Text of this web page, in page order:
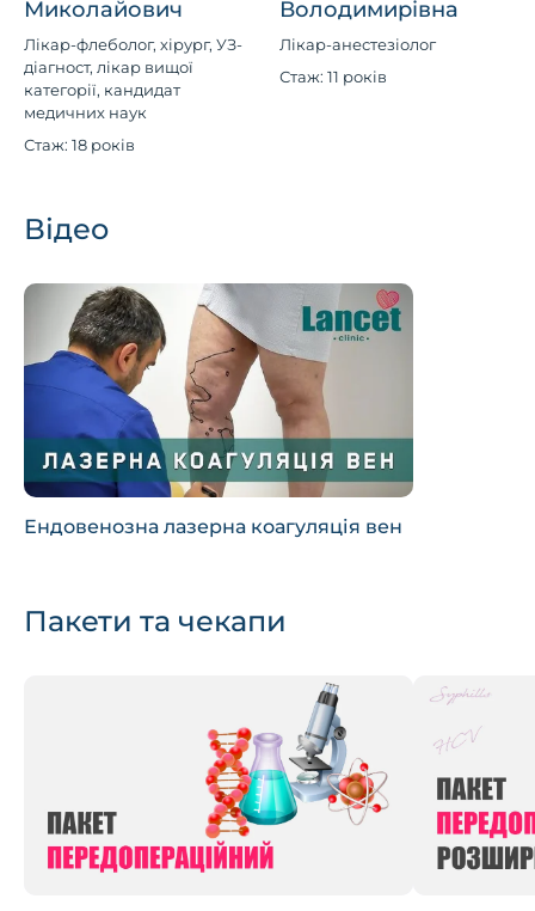
Миколайович
Лікар-флеболог, хірург, УЗ-
діагност, лікар вищої
категорії, кандидат
медичних наук
Стаж: 18 років
Володимирівна
Лікар-анестезіолог
Стаж: 11 років
Відео
Ендовенозна лазерна коагуляція вен
Пакети та чекапи